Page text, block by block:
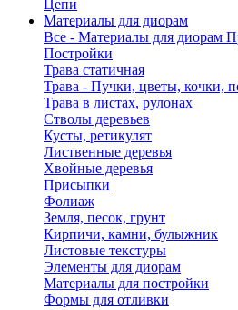
Цепи
Материалы для диорам
Все - Материалы для диорам
Постройки
Трава статичная
Трава - Пучки, цветы, кочки,
Трава в листах, рулонах
Стволы деревьев
Кусты, ретикулят
Лиственные деревья
Хвойные деревья
Присыпки
Фолиаж
Земля, песок, грунт
Кирпичи, камни, булыжник
Листовые текстуры
Элементы для диорам
Материалы для постройки
Формы для отливки